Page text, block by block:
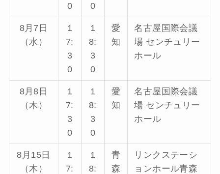
0
0
8月7日
（水）
1
7:
3
0
1
8:
3
0
愛
知
名古屋国際会議
場 センチュリー
ホール
8月8日
（木）
1
7:
3
0
1
8:
3
0
愛
知
名古屋国際会議
場 センチュリー
ホール
8月15日
（木）
1
7:
1
8:
青
森
リンクステーシ
ョンホール青森